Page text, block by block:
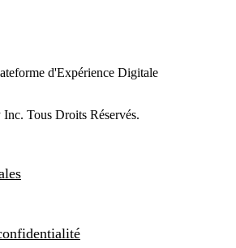
d'Expérience Digitale
Tous Droits Réservés.